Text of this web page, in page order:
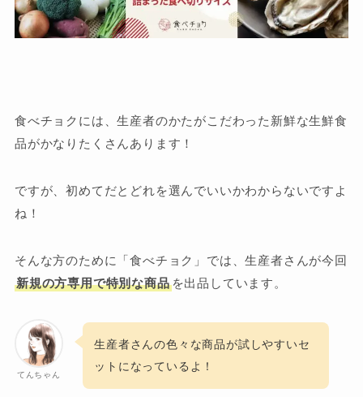
食べチョクには、生産者のかたがこだわった新鮮な生鮮食
品がかなりたくさんあります！
ですが、初めてだとどれを選んでいいかわからないですよ
ね！
そんな方のために「食べチョク」では、生産者さんが今回
新規の方専用で特別な商品を出品しています。
てんちゃん
生産者さんの色々な商品が試しやすいセ
ットになっているよ！